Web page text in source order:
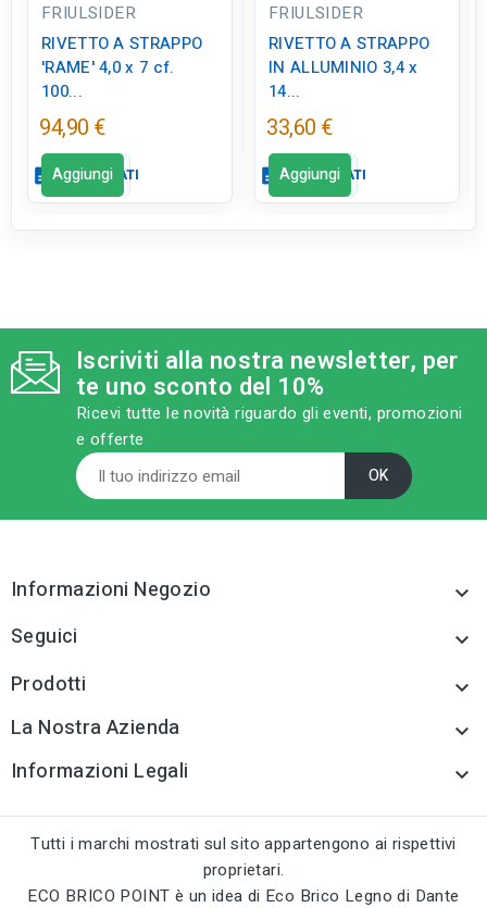
FRIULSIDER
RIVETTO A STRAPPO
'RAME' 4,0 x 7 cf.
100...
94,90 €
descriptionSCHEDA DATI
category
MODELLO
4,0 x 7 cf. 100 pz
sell
CATEGORIA PRODOTTO
Rivetti
Disponibile online
Aggiungi
FRIULSIDER
RIVETTO A STRAPPO
IN ALLUMINIO 3,4 x
14...
33,60 €
descriptionSCHEDA DATI
category
MODELLO
3,4 x 14 cf. 100 pz
CATEGORIA PRODOTTO
Aggiungi
Iscriviti alla nostra newsletter, per
te uno sconto del 10%
Ricevi tutte le novità riguardo gli eventi, promozioni
e offerte
Informazioni Negozio 
Seguici 
Prodotti 
La Nostra Azienda 
Informazioni Legali 
Tutti i marchi mostrati sul sito appartengono ai rispettivi
proprietari.
ECO BRICO POINT è un idea di Eco Brico Legno di Dante